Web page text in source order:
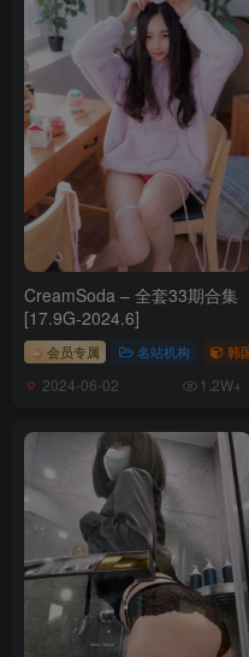
CreamSoda – 全套33期合集
[17.9G-2024.6]
会员专属 名站机构 韩
2024-06-02 1.2W+